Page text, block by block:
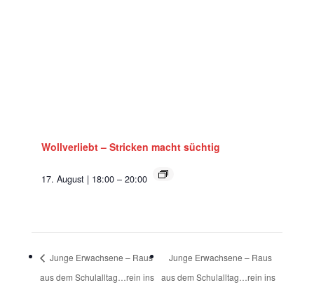
Wollverliebt – Stricken macht süchtig
17. August | 18:00 – 20:00
Junge Erwachsene – Raus
aus dem Schulalltag…rein ins
Junge Erwachsene – Raus
aus dem Schulalltag…rein ins